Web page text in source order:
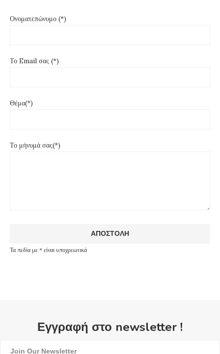
Ονοματεπώνυμο (*)
Το Email σας (*)
Θέμα(*)
Το μήνυμά σας(*)
Τα πεδία με * είναι υποχρεωτικά
Εγγραφή στο newsletter !
Join Our Newsletter